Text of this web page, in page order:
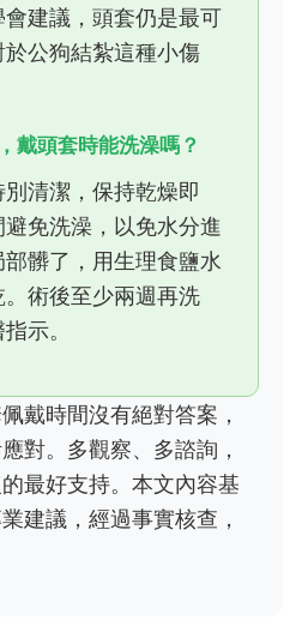
建議，頭套仍是最可
公狗結紮這種小傷
戴頭套時能洗澡嗎？
清潔，保持乾燥即
免洗澡，以免水分進
部髒了，用生理食鹽水
術後至少兩週再洗
示。
戴時間沒有絕對答案，
對。多觀察、多諮詢，
最好支持。本文內容基
建議，經過事實核查，